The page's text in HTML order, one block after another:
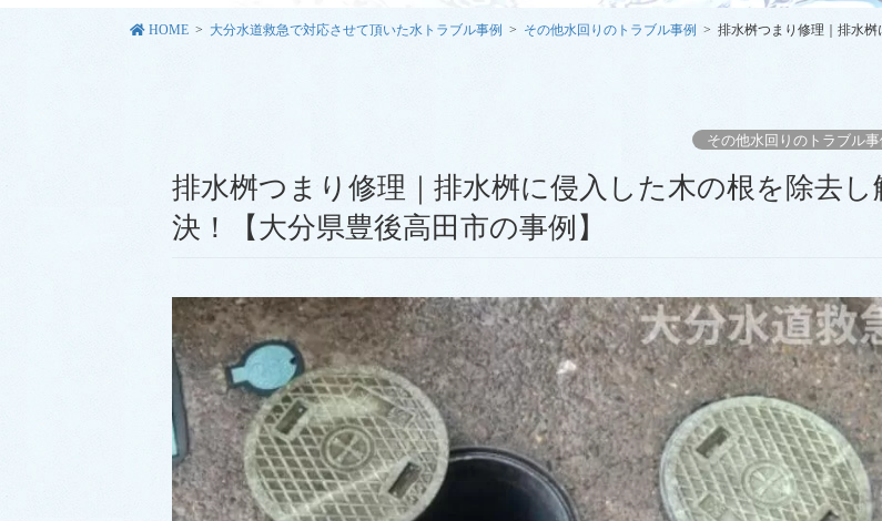
HOME 大分水道救急で対応させて頂いた水トラブル事例 その他水回りのトラブル事例 排水桝つまり修理｜排水桝
その他水回りのトラブル事
排水桝つまり修理｜排水桝に侵入した木の根を除去し
決！【大分県豊後高田市の事例】